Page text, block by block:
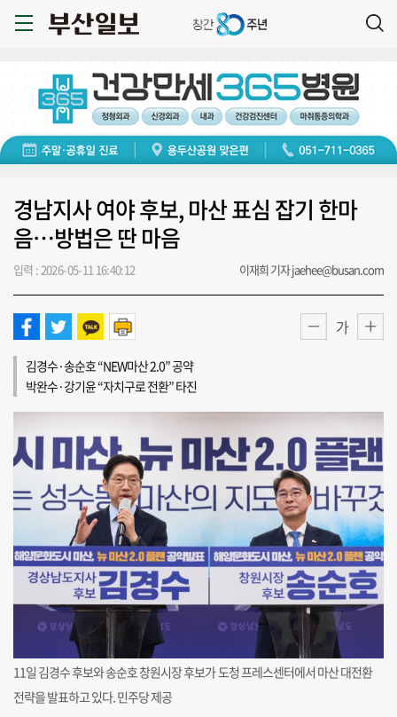
경남지사 여야 후보, 마산 표심 잡기 한마
음…방법은 딴 마음
입력 : 2026-05-11 16:40:12 이재희 기자 jaehee@busan.com
가
김경수·송순호 “NEW마산 2.0” 공약
박완수·강기윤 “자치구로 전환” 타진
11일 김경수 후보와 송순호 창원시장 후보가 도청 프레스센터에서 마산 대전환
전략을 발표하고 있다. 민주당 제공